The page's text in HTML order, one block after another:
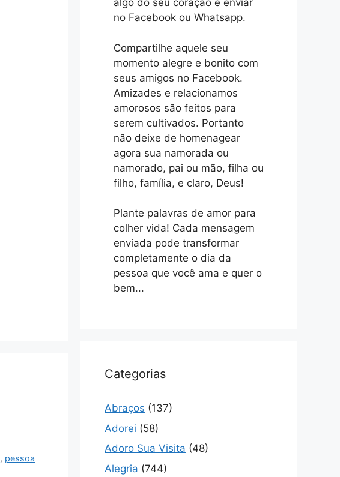
, pessoa
algo do seu coração e enviar
no Facebook ou Whatsapp.
Compartilhe aquele seu
momento alegre e bonito com
seus amigos no Facebook.
Amizades e relacionamos
amorosos são feitos para
serem cultivados. Portanto
não deixe de homenagear
agora sua namorada ou
namorado, pai ou mão, filha ou
filho, família, e claro, Deus!
Plante palavras de amor para
colher vida! Cada mensagem
enviada pode transformar
completamente o dia da
pessoa que você ama e quer o
bem...
Categorias
Abraços (137)
Adorei (58)
Adoro Sua Visita (48)
Alegria (744)